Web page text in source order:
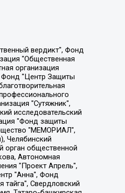
Александр Глебович, Пархоменко Сергей Борисович, Сироткин Ярослав Николаевич, Кара-Мурза Владимир Владимирович, Баранова Наталья Владимировна, Гозман Леонид Яковлевич, Кагарлицкий Борис Юльевич, Климарев Михаил Валерьевич, Милов Владимир Станиславович, Автономная некоммерческая организация Краснодарский центр современного искусства "Типография", Моргенштерн Алишер Тагирович, Соболь Любовь Эдуардовна, Общество с ограниченной ответственностью "ЛИЗА НОРМ", Каспаров Гарри Кимович, Ходорковский Михаил Борисович, Общество с ограниченной ответственностью "Апрельские тезисы", Данилович Ирина Брониславовна, Кашин Олег Владимирович, Петров Николай Владимирович, Пивоваров Алексей Владимирович, Соколов Михаил Владимирович, Цветкова Юлия Владимировна, Чичваркин Евгений Александрович, Комитет против пыток/Команда против пыток, Общество с ограниченной ответственностью "Первый научный", Общество с ограниченной ответственностью "Вертолет и ко", Белоцерковская Вероника Борисовна, Кац Максим Евгеньевич, Лазарева Татьяна Юрьевна, Шаведдинов Руслан Табризович, Яшин Илья Валерьевич, Общество с ограниченной ответственностью "Иноагент ААВ", Алешковский Дмитрий Петрович, Альбац Евгения Марковна, Быков Дмитрий Львович, Галямина Юлия Евгеньевна, Лойко Сергей Леонидович, Мартынов Кирилл Константинович, Медведев Сергей Александрович, Крашенинников Федор Геннадиевич, Гордеева Катерина Вл